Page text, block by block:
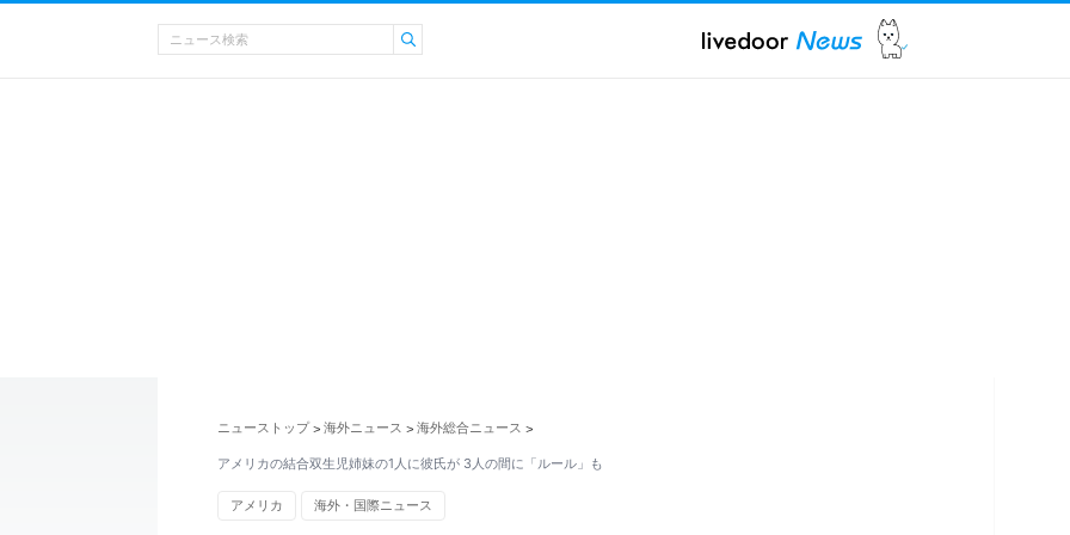
ニューストップ > 海外ニュース > 海外総合ニュース >
アメリカの結合双生児姉妹の1人に彼氏が 3人の間に「ルール」も
アメリカ 海外・国際ニュース